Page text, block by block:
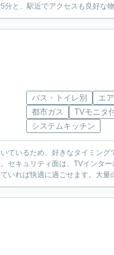
分と、駅近でアクセスも良好な
バス・トイレ別 エ
都市ガス
TVモニタ
システムキッチン
ているため、好きなタイミング
セキュリティ面は、TVインター
いれば快適に過ごせます。大量